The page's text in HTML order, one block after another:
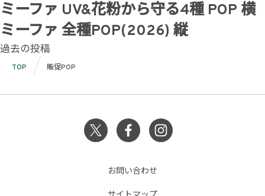
ミーファ UV&花粉から守る4種 POP 横
ミーファ 全種POP(2026) 縦
投
稿
ナ
過去の投稿
TOP 販促POP
お問い合わせ